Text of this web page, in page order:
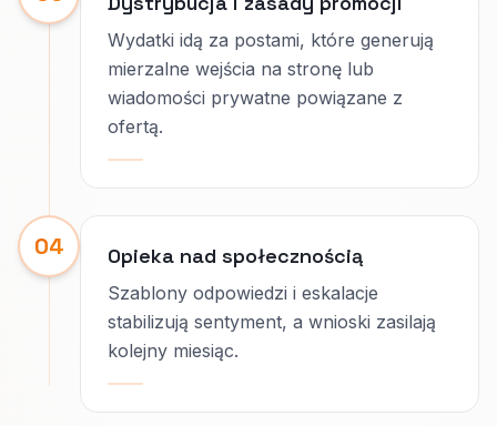
Wydatki idą za postami, które generują
mierzalne wejścia na stronę lub
wiadomości prywatne powiązane z
ofertą.
04 Opieka nad społecznością
Szablony odpowiedzi i eskalacje
stabilizują sentyment, a wnioski zasilają
kolejny miesiąc.